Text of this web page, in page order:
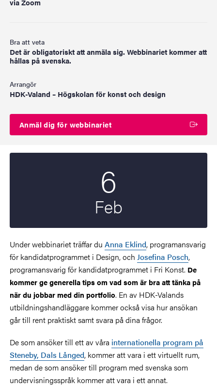
via Zoom
Bra att veta
Det är obligatoriskt att anmäla sig. Webbinariet kommer att
hållas på svenska.
Arrangör
HDK-Valand – Högskolan för konst och design
Anmäl dig för webbinariet
6
Feb
Under webbinariet träffar du Anna Eklind, programansvarig
för kandidatprogrammet i Design, och Josefina Posch,
programansvarig för kandidatprogrammet i Fri Konst. De
kommer ge generella tips om vad som är bra att tänka på
när du jobbar med din portfolio. En av HDK-Valands
utbildningshandläggare kommer också visa hur ansökan
går till rent praktiskt samt svara på dina frågor.
De som ansöker till ett av våra internationella program på
Steneby, Dals Långed, kommer att vara i ett virtuellt rum,
medan de som ansöker till program med svenska som
undervisningsspråk kommer att vara i ett annat.